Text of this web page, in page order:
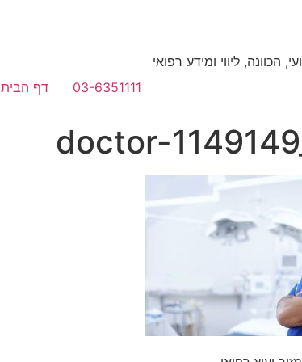
הכוונה, ליווי ומידע רפואי
03-6351111
דף הבית
doctor-